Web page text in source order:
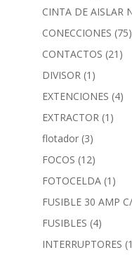
CINTA DE AISLAR
CONECCIONES (75)
CONTACTOS (21)
DIVISOR (1)
EXTENCIONES (4)
EXTRACTOR (1)
flotador (3)
FOCOS (12)
FOTOCELDA (1)
FUSIBLE 30 AMP
FUSIBLES (4)
INTERRUPTORES